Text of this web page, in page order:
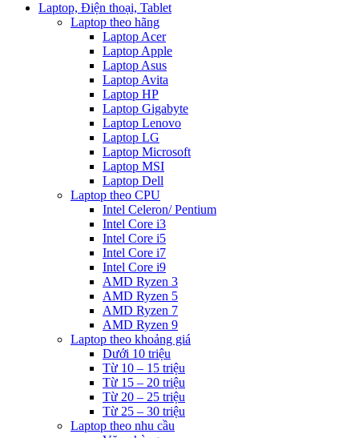
Laptop, Điện thoại, Tablet
Laptop theo hãng
Laptop Acer
Laptop Apple
Laptop Asus
Laptop Avita
Laptop HP
Laptop Gigabyte
Laptop Lenovo
Laptop LG
Laptop Microsoft
Laptop MSI
Laptop Dell
Laptop theo CPU
Intel Celeron/ Pentium
Intel Core i3
Intel Core i5
Intel Core i7
Intel Core i9
AMD Ryzen 3
AMD Ryzen 5
AMD Ryzen 7
AMD Ryzen 9
Laptop theo khoảng giá
Dưới 10 triệu
Từ 10 – 15 triệu
Từ 15 – 20 triệu
Từ 20 – 25 triệu
Từ 25 – 30 triệu
Laptop theo nhu cầu